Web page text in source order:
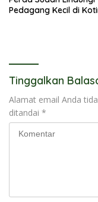
Pedagang Kecil di
Tinggalkan
Alamat email Anda
ditandai *